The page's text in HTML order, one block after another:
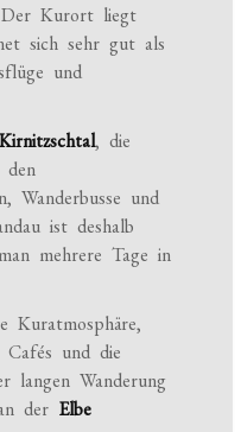
Der Kurort liegt
sich sehr gut als
und
Kirnitzschtal, die
den
Wanderbusse und
ist deshalb
mehrere Tage in
Cafés und die
langen Wanderung
der Elbe